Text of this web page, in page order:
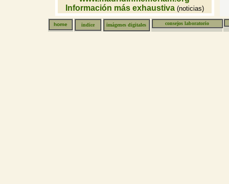
Información más exhaustiva(noticias)
home indice imágenes digitales consejos laboratorio